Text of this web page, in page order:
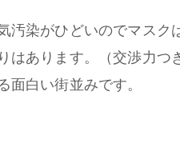
汚染がひどいのでマス
はあります。（交渉力つ
面白い街並みです。